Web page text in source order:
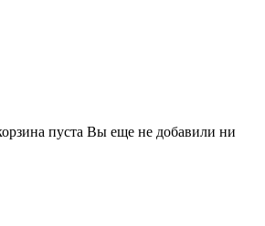
пуста Вы еще не добавили ни